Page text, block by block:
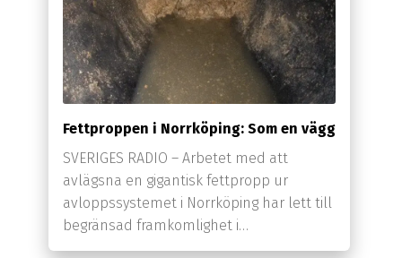
Fettproppen i Norrköping: Som en vägg
SVERIGES RADIO – Arbetet med att
avlägsna en gigantisk fettpropp ur
avloppssystemet i Norrköping har lett till
begränsad framkomlighet i…